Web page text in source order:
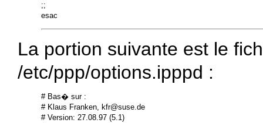
;;
La portion suivante est le
/etc/ppp/options.ipppd :
# Bas� sur :
# Klaus Franken, kfr@suse.de
# Version: 27.08.97 (5.1)